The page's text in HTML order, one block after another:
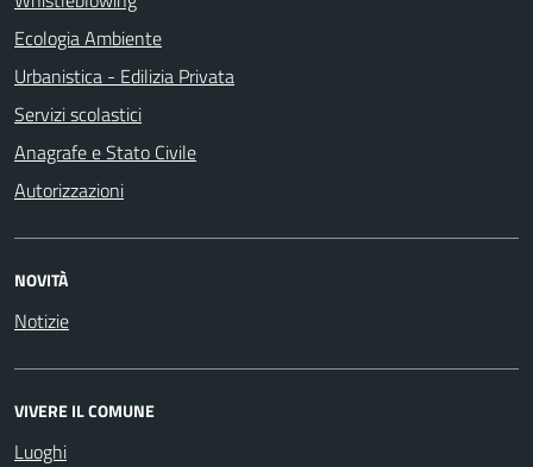
Ecologia Ambiente
Urbanistica - Edilizia Privata
Servizi scolastici
Anagrafe e Stato Civile
Autorizzazioni
NOVITÀ
Notizie
VIVERE IL COMUNE
Luoghi